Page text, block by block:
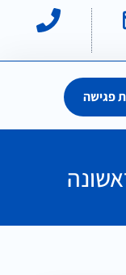
פגישה